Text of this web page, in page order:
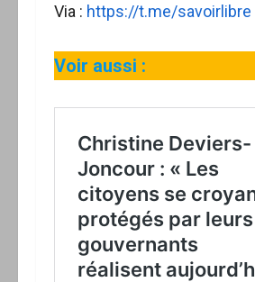
Via : https://t.me/savoirlibre
Voir aussi :